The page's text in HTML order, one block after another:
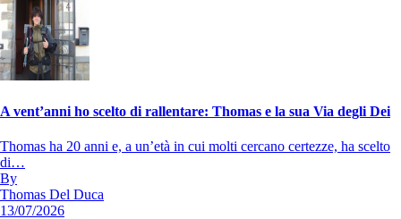
A vent’anni ho scelto di rallentare: Thomas e la sua Via degli Dei
Thomas ha 20 anni e, a un’età in cui molti cercano certezze, ha scelto
di…
By
Thomas Del Duca
13/07/2026